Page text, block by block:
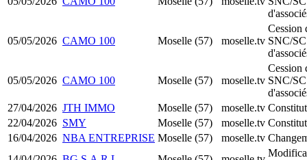
05/05/2026 CAMO 100 Moselle (57) moselle.tv
Cession
SNC/
05/05/2026 CAMO 100 Moselle (57) moselle.tv
Cession
SNC/
27/04/2026 JTH IMMO Moselle (57) moselle.tv
22/04/2026 SMY Moselle (57) moselle.tv
16/04/2026 NBA ENTREPRISE Moselle (57) moselle.tv